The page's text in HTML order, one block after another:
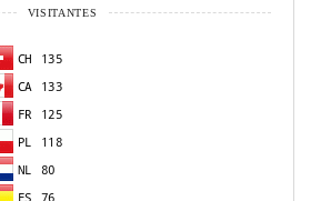
VISITANTES